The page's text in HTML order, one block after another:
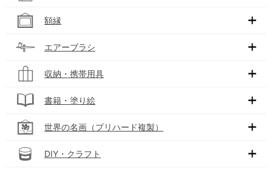
額縁
エアーブラシ
収納・携帯用具
書籍・塗り絵
世界の名画（プリハード複製）
DIY・クラフト